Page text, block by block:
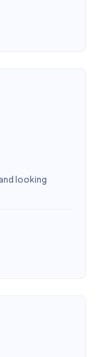
looking